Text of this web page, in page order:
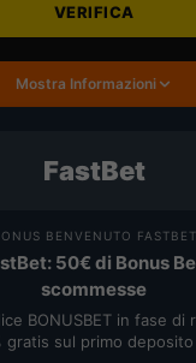
VERIFICA
Mostra Informazioni
FastBet
BENVENUTO FASTBET
50€ di Bonus
scommesse
BONUSBET in fase di
gratis sul primo